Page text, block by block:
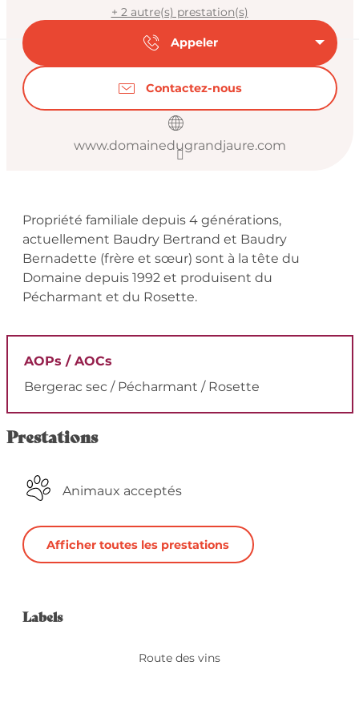
+ 2 autre(s) prestation(s)
Appeler
Contactez-nous
www.domainedugrandjaure.com
Description
Propriété familiale depuis 4 générations,
actuellement Baudry Bertrand et Baudry
Bernadette (frère et sœur) sont à la tête du
Domaine depuis 1992 et produisent du
Pécharmant et du Rosette.
AOPs / AOCs
Bergerac sec / Pécharmant / Rosette
Prestations
Animaux acceptés
Afficher toutes les prestations
Offres de
Labels
Labels
Route des vins